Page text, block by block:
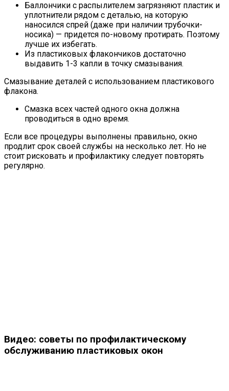
Баллончики с распылителем загрязняют пластик и
уплотнители рядом с деталью, на которую
наносился спрей (даже при наличии трубочки-
носика) — придется по-новому протирать. Поэтому
лучше их избегать.
Из пластиковых флакончиков достаточно
выдавить 1-3 капли в точку смазывания.
Смазывание деталей с использованием пластикового
флакона.
Смазка всех частей одного окна должна
проводиться в одно время.
Если все процедуры выполнены правильно, окно
продлит срок своей службы на несколько лет. Но не
стоит рисковать и профилактику следует повторять
регулярно.
Видео: советы по профилактическому
обслуживанию пластиковых окон